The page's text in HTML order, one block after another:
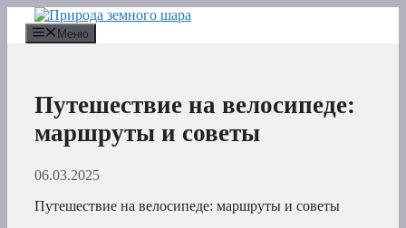
Перейти
содержимому
Меню
Путешествие на велосипеде:
маршруты и советы
06.03.2025
Путешествие на велосипеде: маршруты и советы